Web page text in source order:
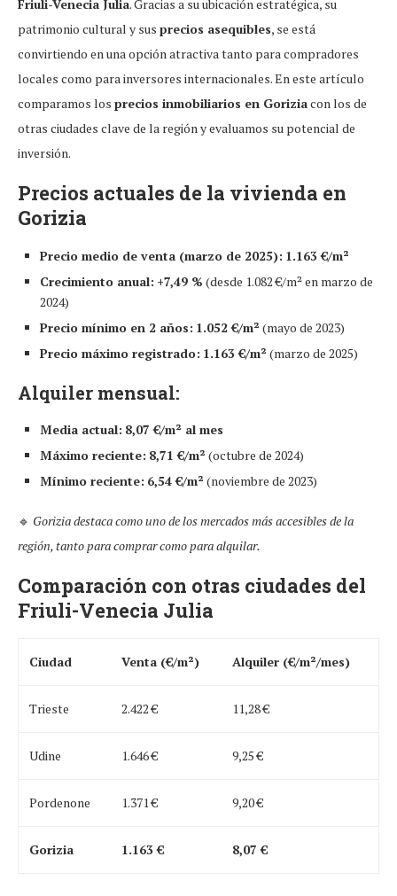
Friuli-Venecia Julia. Gracias a su ubicación estratégica, su
patrimonio cultural y sus precios asequibles, se está
convirtiendo en una opción atractiva tanto para compradores
locales como para inversores internacionales. En este artículo
comparamos los precios inmobiliarios en Goriziacon los de
otras ciudades clave de la región y evaluamos su potencial de
inversión.
Precios actuales de la vivienda en
Gorizia
Precio medio de venta (marzo de 2025): 1.163 €/m²
Crecimiento anual: +7,49 % (desde 1.082 €/m² en marzo de
2024)
Precio mínimo en 2 años: 1.052 €/m² (mayo de 2023)
Precio máximo registrado: 1.163 €/m² (marzo de 2025)
Alquiler mensual:
Media actual: 8,07 €/m² al mes
Máximo reciente: 8,71 €/m² (octubre de 2024)
Mínimo reciente: 6,54 €/m² (noviembre de 2023)
🔹 Gorizia destaca como uno de los mercados más accesibles de la
región, tanto para comprar como para alquilar.
Comparación con otras ciudades del
Friuli-Venecia Julia
Ciudad Venta (€/m²) Alquiler (€/m²/mes)
Trieste 2.422 € 11,28 €
Udine 1.646 € 9,25 €
Pordenone 1.371 € 9,20 €
Gorizia 1.163 € 8,07 €